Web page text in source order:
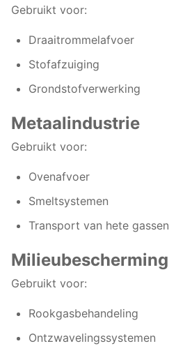
Gebruikt voor:
Draaitrommelafvoer
Stofafzuiging
Grondstofverwerking
Metaalindustrie
Gebruikt voor:
Ovenafvoer
Smeltsystemen
Transport van hete gassen
Milieubescherming
Gebruikt voor:
Rookgasbehandeling
Ontzwavelingssystemen